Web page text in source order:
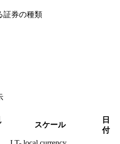
証券の種類
スケール
日
付